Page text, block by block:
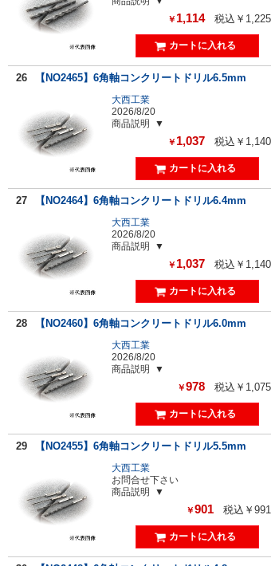
￥ 1,114 税込￥1,225
26 【NO2465】6角軸コンクリートドリル6.5mm
大西工業
2026/8/20
商品説明
￥ 1,037 税込￥1,140
27 【NO2464】6角軸コンクリートドリル6.4mm
大西工業
2026/8/20
商品説明
￥ 1,037 税込￥1,140
28 【NO2460】6角軸コンクリートドリル6.0mm
大西工業
2026/8/20
商品説明
￥978 税込￥1,075
29 【NO2455】6角軸コンクリートドリル5.5mm
大西工業
お問合せ下さい
商品説明
￥901 税込￥991